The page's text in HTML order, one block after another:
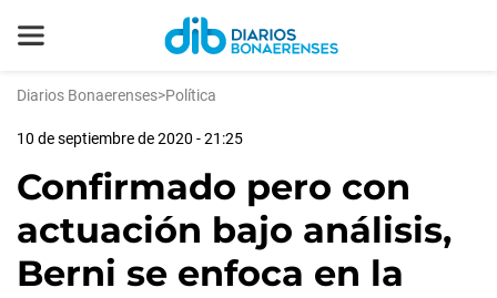
Diarios Bonaerenses>Política
10 de septiembre de 2020 - 21:25
Confirmado pero con
actuación bajo análisis,
Berni se enfoca en la